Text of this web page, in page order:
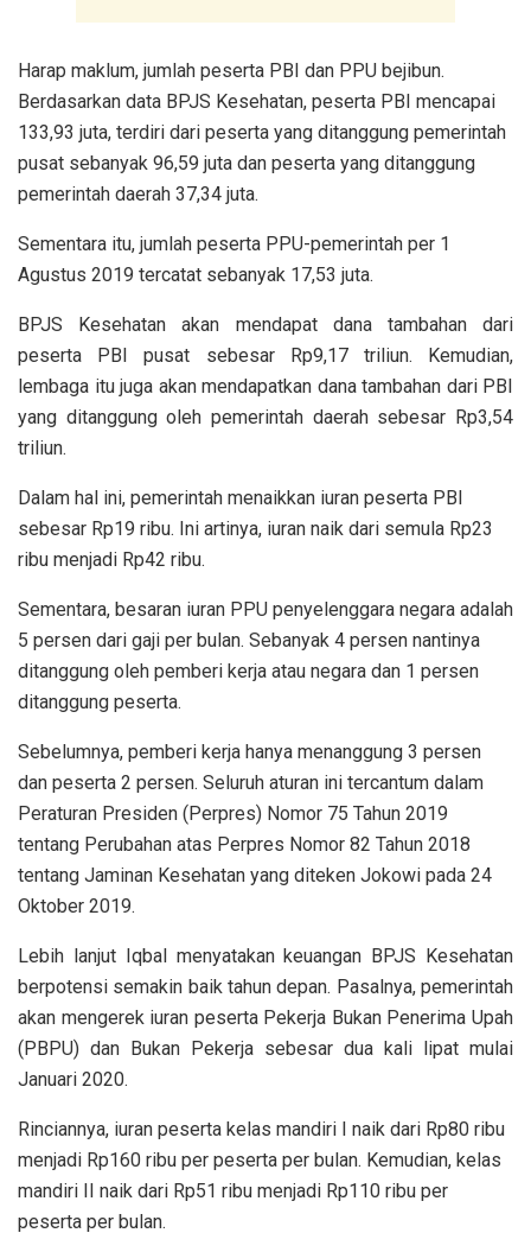
Harap maklum, jumlah peserta PBI dan PPU bejibun.
Berdasarkan data BPJS Kesehatan, peserta PBI mencapai
133,93 juta, terdiri dari peserta yang ditanggung pemerintah
pusat sebanyak 96,59 juta dan peserta yang ditanggung
pemerintah daerah 37,34 juta.
Sementara itu, jumlah peserta PPU-pemerintah per 1
Agustus 2019 tercatat sebanyak 17,53 juta.
BPJS Kesehatan akan mendapat dana tambahan dari
peserta PBI pusat sebesar Rp9,17 triliun. Kemudian,
lembaga itu juga akan mendapatkan dana tambahan dari PBI
yang ditanggung oleh pemerintah daerah sebesar Rp3,54
triliun.
Dalam hal ini, pemerintah menaikkan iuran peserta PBI
sebesar Rp19 ribu. Ini artinya, iuran naik dari semula Rp23
ribu menjadi Rp42 ribu.
Sementara, besaran iuran PPU penyelenggara negara adalah
5 persen dari gaji per bulan. Sebanyak 4 persen nantinya
ditanggung oleh pemberi kerja atau negara dan 1 persen
ditanggung peserta.
Sebelumnya, pemberi kerja hanya menanggung 3 persen
dan peserta 2 persen. Seluruh aturan ini tercantum dalam
Peraturan Presiden (Perpres) Nomor 75 Tahun 2019
tentang Perubahan atas Perpres Nomor 82 Tahun 2018
tentang Jaminan Kesehatan yang diteken Jokowi pada 24
Oktober 2019.
Lebih lanjut Iqbal menyatakan keuangan BPJS Kesehatan
berpotensi semakin baik tahun depan. Pasalnya, pemerintah
akan mengerek iuran peserta Pekerja Bukan Penerima Upah
(PBPU) dan Bukan Pekerja sebesar dua kali lipat mulai
Januari 2020.
Rinciannya, iuran peserta kelas mandiri I naik dari Rp80 ribu
menjadi Rp160 ribu per peserta per bulan. Kemudian, kelas
mandiri II naik dari Rp51 ribu menjadi Rp110 ribu per
peserta per bulan.